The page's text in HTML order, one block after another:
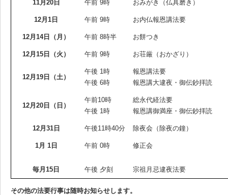
11月20日 午前 9時 おみがき（仏具磨き）
12月1日 午前 9時 お内仏報恩講法要
12月14日（月） 午前 8時半 お餅つき
12月15日（火） 午前 9時 お荘厳（おかざり）
12月19日（土）
午後 1時
午後 6時
報恩講法要
報恩講大逮夜・御伝鈔拝読
12月20日（日）
午前10時
午後 1時
総永代経法要
報恩講御満座・御伝鈔拝読
12月31日 午後11時40分 除夜会（除夜の鐘）
1月 1日 午前 0時 修正会
毎月15日 午後 夕刻 宗祖月忌逮夜法要
その他の法要行事は随時お知らせします。